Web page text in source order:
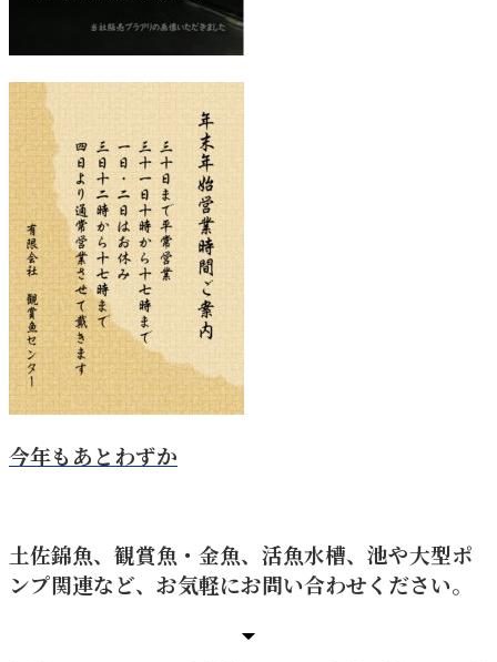
今年もあとわずか
土佐錦魚、観賞魚・金魚、活魚水槽、池や大型ポ
ンプ関連など、お気軽にお問い合わせください。